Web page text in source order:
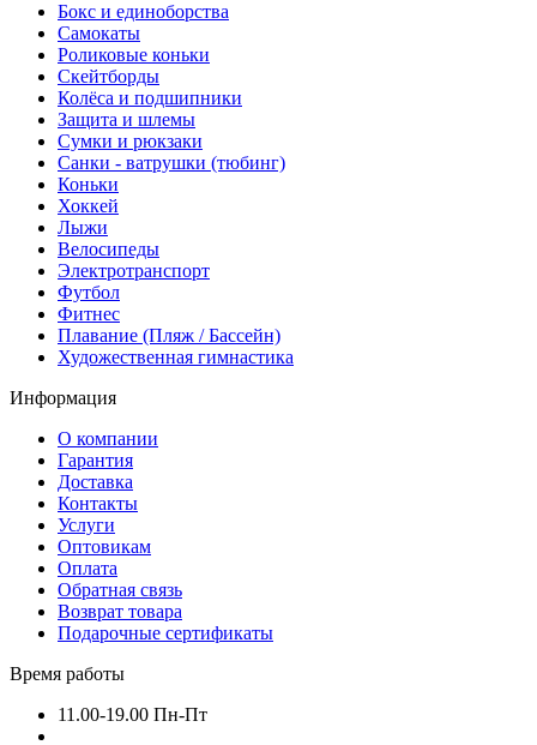
Бокс и единоборства
Самокаты
Роликовые коньки
Скейтборды
Колёса и подшипники
Защита и шлемы
Сумки и рюкзаки
Санки - ватрушки (тюбинг)
Коньки
Хоккей
Лыжи
Велосипеды
Электротранспорт
Футбол
Фитнес
Плавание (Пляж / Бассейн)
Художественная гимнастика
Информация
О компании
Гарантия
Доставка
Контакты
Услуги
Оптовикам
Оплата
Обратная связь
Возврат товара
Подарочные сертификаты
Время работы
11.00-19.00 Пн-Пт